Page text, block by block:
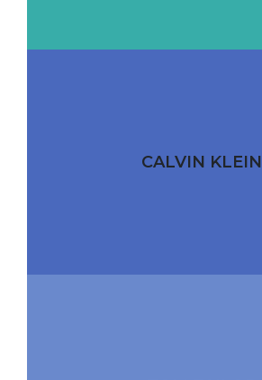
CALVIN KLEIN